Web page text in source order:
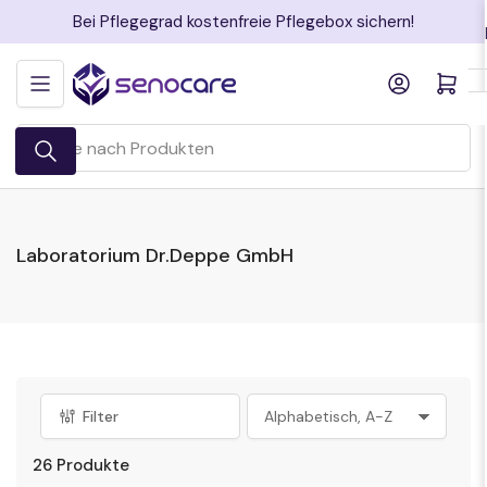
Inhalt
springen
Bei Pflegegrad kostenfreie Pflegebox sichern!
Suche
nach
Produkten
AnmeldenMini-Warenkorb
Laboratorium Dr.Deppe GmbH
Filter
26 Produkte